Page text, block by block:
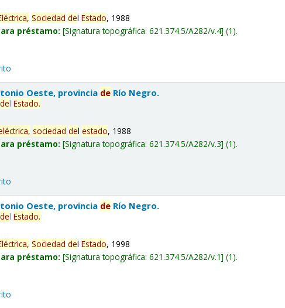
Sociedad delEstado, 1988
préstamo: Signatura topográfica:621.374.5/A282/v.4 (1).
Oeste, provincia de Río Negro.
delEstado.
sociedad delestado, 1988
préstamo: Signatura topográfica:621.374.5/A282/v.3 (1).
Oeste, provincia de Río Negro.
delEstado.
Sociedad delEstado, 1998
préstamo: Signatura topográfica:621.374.5/A282/v.1 (1).